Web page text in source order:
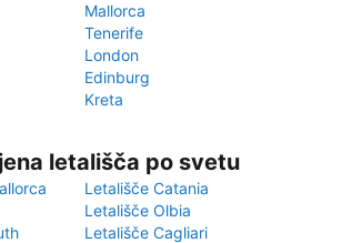
Mallorca
Tenerife
London
Edinburg
Kreta
letališča po svetu
Letališče Catania
Letališče Olbia
Letališče Cagliari